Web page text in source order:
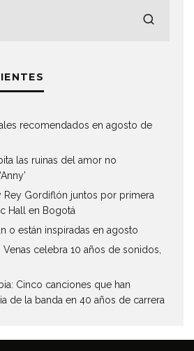
recomendados en agosto de
las ruinas del amor no
Rey Gordiflón juntos por primera
Hall en Bogotá
o están inspiradas en agosto
Venas celebra 10 años de sonidos,
Cinco canciones que han
de la banda en 40 años de carrera